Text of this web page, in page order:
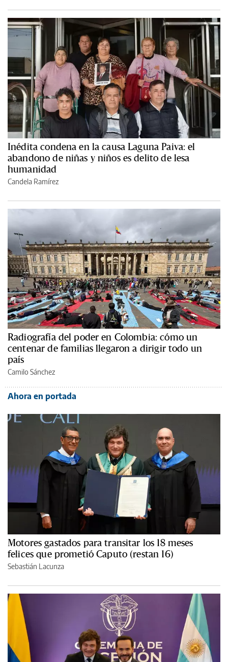
Inédita condena en la causa Laguna Paiva: el
abandono de niñas y niños es delito de lesa
humanidad
Candela Ramírez
Radiografía del poder en Colombia: cómo un
centenar de familias llegaron a dirigir todo un
país
Camilo Sánchez
Ahora en portada
Motores gastados para transitar los 18 meses
felices que prometió Caputo (restan 16)
Sebastián Lacunza